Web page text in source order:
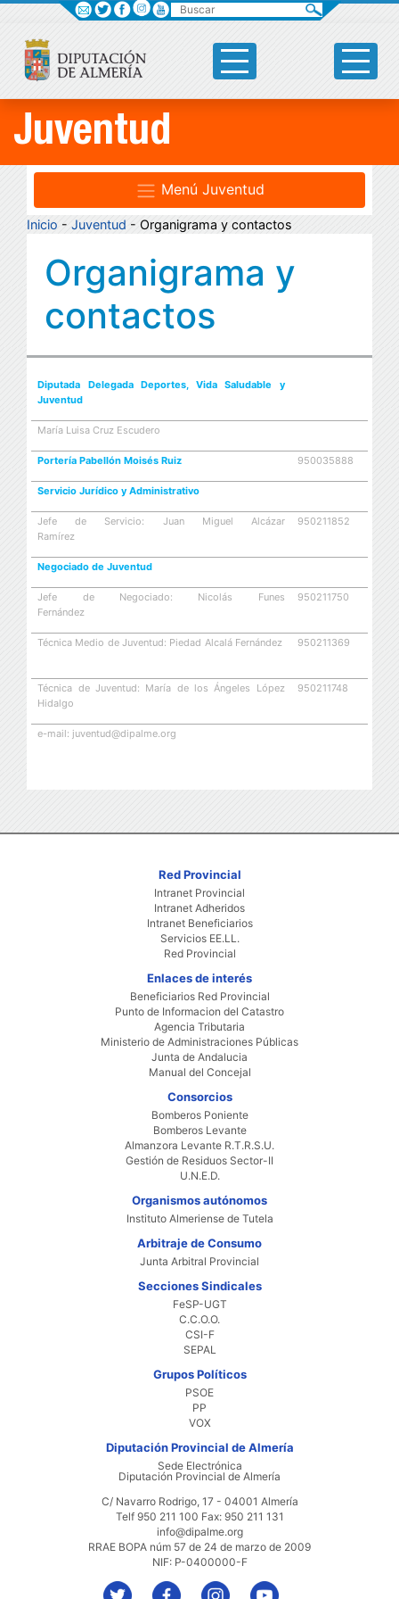
Buscar
Juventud
Menú Juventud
Inicio - Juventud - Organigrama y contactos
Organigrama y
contactos
Diputada Delegada Deportes, Vida Saludable y
Juventud
María Luisa Cruz Escudero
Portería Pabellón Moisés Ruiz 950035888
Servicio Jurídico y Administrativo
Jefe de Servicio: Juan Miguel Alcázar
Ramírez
950211852
Negociado de Juventud
Jefe de Negociado: Nicolás Funes
Fernández
950211750
Técnica Medio de Juventud: Piedad Alcalá Fernández 950211369
Técnica de Juventud: María de los Ángeles López
Hidalgo
950211748
e-mail: juventud@dipalme.org
Red Provincial
Intranet Provincial
Intranet Adheridos
Intranet Beneficiarios
Servicios EE.LL.
Red Provincial
Enlaces de interés
Beneficiarios Red Provincial
Punto de Informacion del Catastro
Agencia Tributaria
Ministerio de Administraciones Públicas
Junta de Andalucia
Manual del Concejal
Consorcios
Bomberos Poniente
Bomberos Levante
Almanzora Levante R.T.R.S.U.
Gestión de Residuos Sector-II
U.N.E.D.
Organismos autónomos
Instituto Almeriense de Tutela
Arbitraje de Consumo
Junta Arbitral Provincial
Secciones Sindicales
FeSP-UGT
C.C.O.O.
CSI-F
SEPAL
Grupos Políticos
PSOE
PP
VOX
Diputación Provincial de Almería
Sede Electrónica
Diputación Provincial de Almería
C/ Navarro Rodrigo, 17 - 04001 Almería
Telf 950 211 100 Fax: 950 211 131
info@dipalme.org
RRAE BOPA núm 57 de 24 de marzo de 2009
NIF: P-0400000-F